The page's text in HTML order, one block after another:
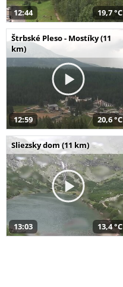
12:44 19,7 °C
Štrbské Pleso - Mostíky (11
km)
12:59 20,6 °C
Sliezsky dom (11 km)
13:03 13,4 °C